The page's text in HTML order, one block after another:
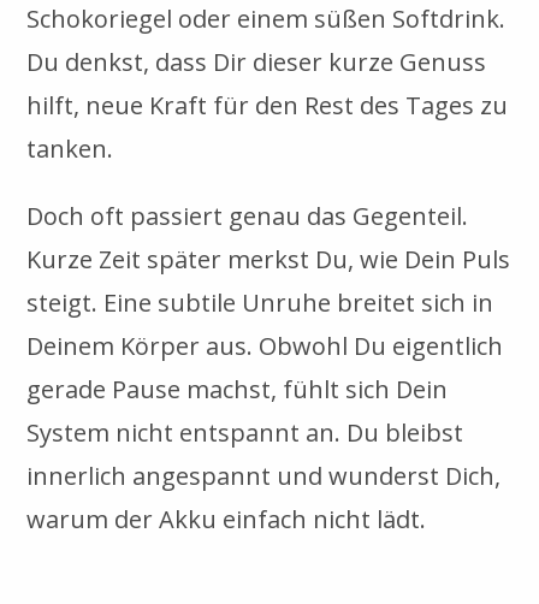
Schokoriegel oder einem süßen Softdrink.
Du denkst, dass Dir dieser kurze Genuss
hilft, neue Kraft für den Rest des Tages zu
tanken.
Doch oft passiert genau das Gegenteil.
Kurze Zeit später merkst Du, wie Dein Puls
steigt. Eine subtile Unruhe breitet sich in
Deinem Körper aus. Obwohl Du eigentlich
gerade Pause machst, fühlt sich Dein
System nicht entspannt an. Du bleibst
innerlich angespannt und wunderst Dich,
warum der Akku einfach nicht lädt.